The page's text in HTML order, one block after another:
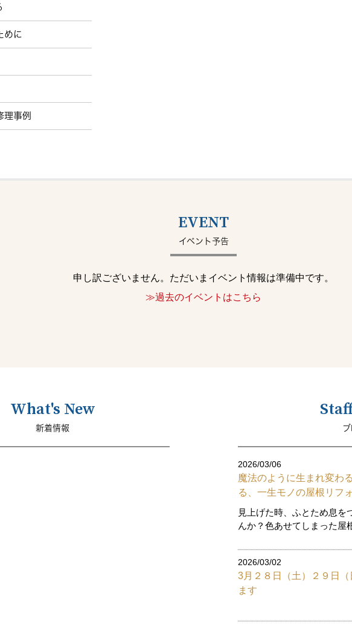
めに
理事例
EVENT
イベント予告
申し訳ございません。ただいまイベント情報は準備中です。
≫過去のイベントはこちら
What's New
新着情報
2026/03/06
魔法のように生まれ変わ
る、一生モノの屋根リフ
見上げた時、ふとため息を
んか？色あせてしまった屋
2026/03/02
3月２８日（土）２９日
ます